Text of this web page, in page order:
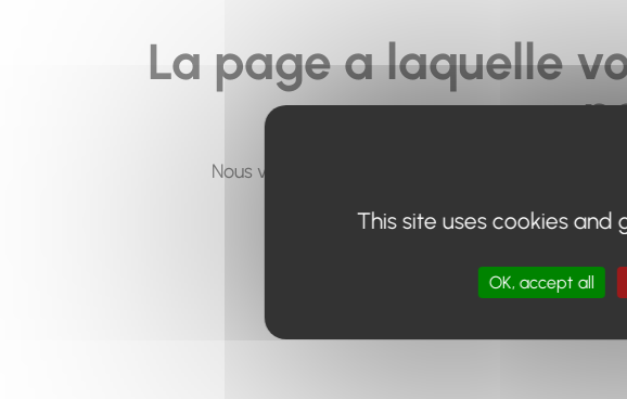
La page a laquelle
Nous vous invitons à utiliser le moteur de
This site uses cookies
OK, accept all